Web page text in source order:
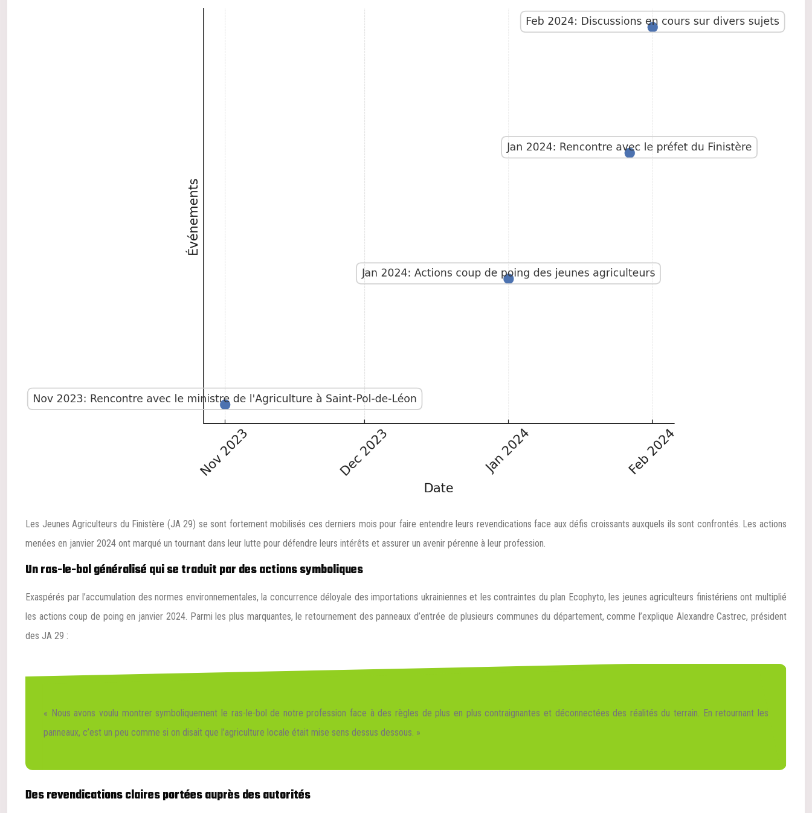
Les Jeunes Agriculteurs du Finistère (JA 29) se sont fortement mobilisés ces derniers mois pour faire entendre leurs revendications face aux défis croissants auxquels ils sont confrontés. Les actions
menées en janvier 2024 ont marqué un tournant dans leur lutte pour défendre leurs intérêts et assurer un avenir pérenne à leur profession.
Un ras-le-bol généralisé qui se traduit par des actions symboliques
Exaspérés par l’accumulation des normes environnementales, la concurrence déloyale des importations ukrainiennes et les contraintes du plan Ecophyto, les jeunes agriculteurs finistériens ont multiplié
les actions coup de poing en janvier 2024. Parmi les plus marquantes, le retournement des panneaux d’entrée de plusieurs communes du département, comme l’explique Alexandre Castrec, président
des JA 29 :
« Nous avons voulu montrer symboliquement le ras-le-bol de notre profession face à des règles de plus en plus contraignantes et déconnectées des réalités du terrain. En retournant les
panneaux, c’est un peu comme si on disait que l’agriculture locale était mise sens dessus dessous. »
Des revendications claires portées auprès des autorités